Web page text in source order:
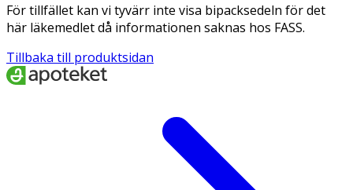
För tillfället kan vi tyvärr inte visa bipacksedeln för det
här läkemedlet då informationen saknas hos FASS.
Tillbaka till produktsidan